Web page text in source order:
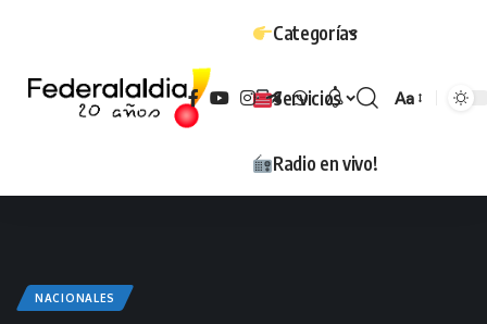
Categorías
Servicios
Radio en vivo!
Tamaño
Aa
NACIONALES